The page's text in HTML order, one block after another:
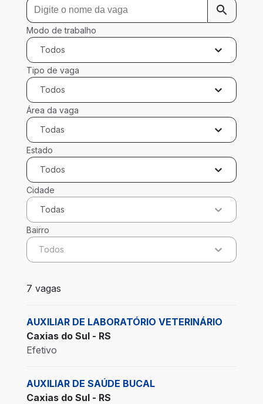
Modo de trabalho
Todos
Tipo de vaga
Todos
Área da vaga
Todas
Estado
Todos
Cidade
Todas
Bairro
Todos
7 vagas encontradas para 0 filtros aplicados
7 vagas
AUXILIAR DE LABORATÓRIO VETERINÁRIO
Caxias do Sul - RS
Efetivo
AUXILIAR DE SAÚDE BUCAL
Caxias do Sul - RS